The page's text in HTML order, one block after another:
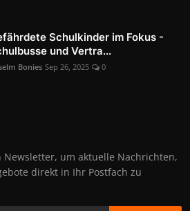
Schulkinder im Fokus -
und Vertra...
Bonies Sep 26, 2025 0
Newsletter, um aktuelle Nachrichten,
direkt in Ihr Postfach zu